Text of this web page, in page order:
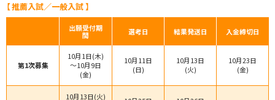
【 推薦入試／一般入試 】
出願受付期
間 選考日 結果発送日 入金締切日
第1次募集
10月1日(木)
～10月9日
(金)
10月11日
(日)
10月13日
(火)
10月23日
(金)
10月13日(火)